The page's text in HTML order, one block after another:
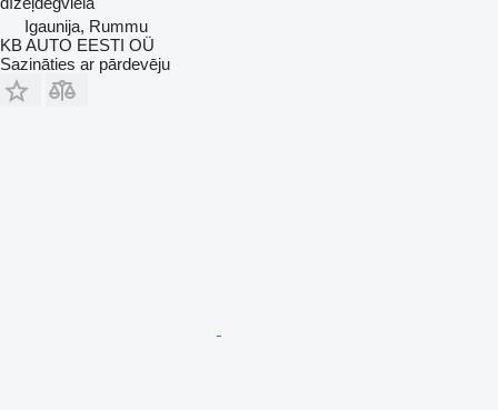
Igaunija, Rummu
KB AUTO EESTI OÜ
Sazināties ar pārdevēju